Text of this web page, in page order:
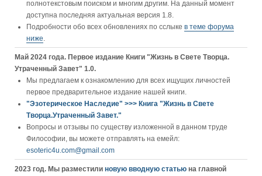
полнотекстовым поиском и многим другим. На данный момент
доступна последняя актуальная версия 1.8.
Подробности обо всех обновлениях по сслыке в теме форума
ниже.
Май 2024 года. Первое издание Книги "Жизнь в Свете Творца.
Утраченный Завет" 1.0.
Мы предлагаем к ознакомлению для всех ищущих личностей
первое предварительное издание нашей книги.
"Эзотерическое Наследие" >>> Книга "Жизнь в Свете
Творца.Утраченный Завет."
Вопросы и отзывы по существу изложенной в данном труде
Философии, вы можете отправлять на емейл:
esoteric4u.com@gmail.com
2023 год. Мы разместили новую вводную статью на главной